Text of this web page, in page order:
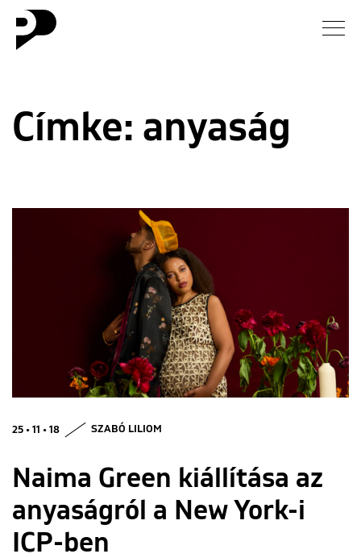
Galéria
Esszé
Blog
Rólunk
Címke: anyaság
25 • 11 • 18 SZABÓ LILIOM
Naima Green kiállítása az
anyaságról a New York-i
ICP-ben